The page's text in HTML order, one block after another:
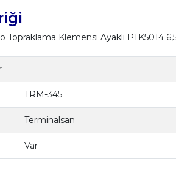
Topraklama Klemensi Ayaklı PTK5014
TRM-345
Terminalsan
Var